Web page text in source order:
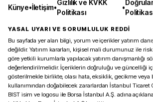
Künye•İletişim•
Gizlilik ve KVKK
Politikası
•
YASAL UYARI VE SORUMLULUK REDDİ
Bu sayfada yer alan bilgi, yorum ve içerikler yatırım
değildir. Yatırım kararları, kişisel mali durumunuz ile
göre yetkili kurumlarla yapılacak yatırım danışmanlığı
değerlendirilmelidir. İçeriklerin doğruluğu ve güncelliği
gösterilmekle birlikte, olası hata, eksiklik, gecikme veya
kullanımından doğabilecek zararlardan İstanbul Ticaret
BIST isim ve logosu ile Borsa İstanbul A.Ş. adına